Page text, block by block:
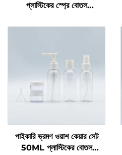
প্লাস্টিকের স্প্রে বোতল
প্যাকিংয়ের জন্য কাস্টম লোগো প্রিন্টিং
পাইকারি ভ্রমণ ওয়াশ কেয়ার সেট
50ML প্লাস্টিকের বোতল